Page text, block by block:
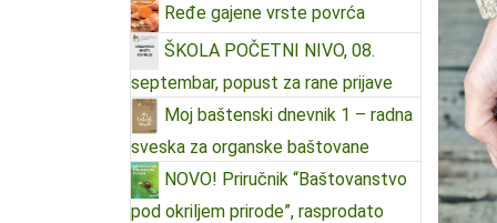
Ređe gajene vrste povrća
ŠKOLA POČETNI NIVO, 08.
septembar, popust za rane prijave
Moj baštenski dnevnik 1 – radna
sveska za organske baštovane
NOVO! Priručnik “Baštovanstvo
pod okriljem prirode”, rasprodato